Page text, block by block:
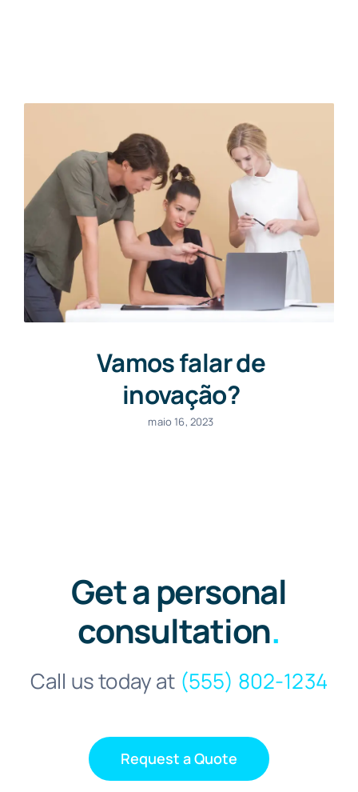
Vamos falar de
inovação?
maio 16, 2023
Get a personal
consultation.
Call us today at (555) 802-1234
Request a Quote